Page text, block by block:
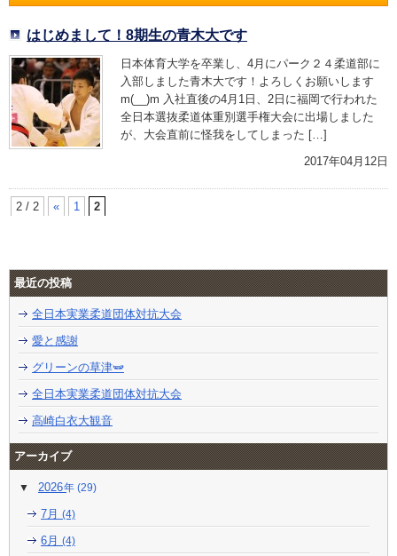
はじめまして！8期生の青木大です
日本体育大学を卒業し、4月にパーク２４柔道部に
入部しました青木大です！よろしくお願いします
m(__)m 入社直後の4月1日、2日に福岡で行われた
全日本選抜柔道体重別選手権大会に出場しました
が、大会直前に怪我をしてしまった […]
2017年04月12日
2 / 2 « 1 2
最近の投稿
全日本実業柔道団体対抗大会
愛と感謝
グリーンの草津🫛
全日本実業柔道団体対抗大会
高崎白衣大観音
アーカイブ
2026 (29)
7月 (4)
6月 (4)